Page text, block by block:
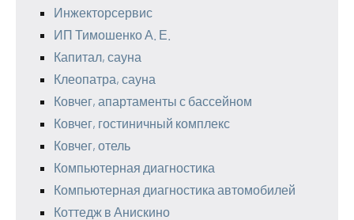
Инжекторсервис
ИП Тимошенко А. Е.
Капитал, сауна
Клеопатра, сауна
Ковчег, апартаменты с бассейном
Ковчег, гостиничный комплекс
Ковчег, отель
Компьютерная диагностика
Компьютерная диагностика автомобилей
Коттедж в Анискино